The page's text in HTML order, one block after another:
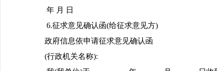
年 月 日
6.征求意见确认函(给征求意见方)
政府信息依申请征求意见确认函
(行政机关名称):